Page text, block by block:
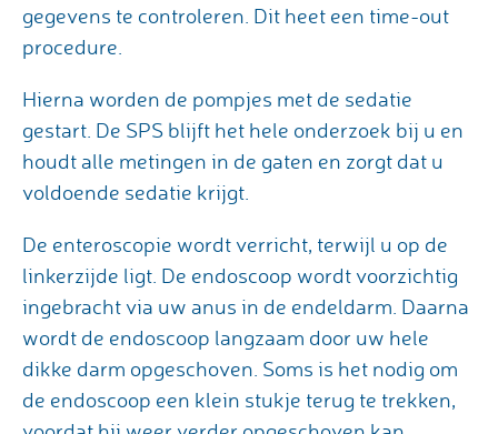
gegevens te controleren. Dit heet een time-out
procedure.
Hierna worden de pompjes met de sedatie
gestart. De SPS blijft het hele onderzoek bij u en
houdt alle metingen in de gaten en zorgt dat u
voldoende sedatie krijgt.
De enteroscopie wordt verricht, terwijl u op de
linkerzijde ligt. De endoscoop wordt voorzichtig
ingebracht via uw anus in de endeldarm. Daarna
wordt de endoscoop langzaam door uw hele
dikke darm opgeschoven. Soms is het nodig om
de endoscoop een klein stukje terug te trekken,